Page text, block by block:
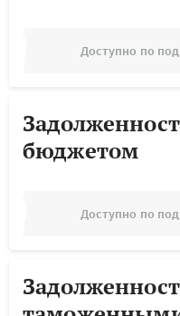
Доступно по
бюджетом
Доступно по